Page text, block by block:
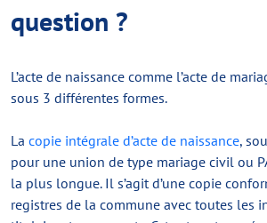
question ?
L’acte de naissance comme l’acte de
sous 3 différentes formes.
La copie intégrale d’acte de naissance,
pour une union de type mariage civil ou
la plus longue. Il s’agit d’une copie
registres de la commune avec toutes les